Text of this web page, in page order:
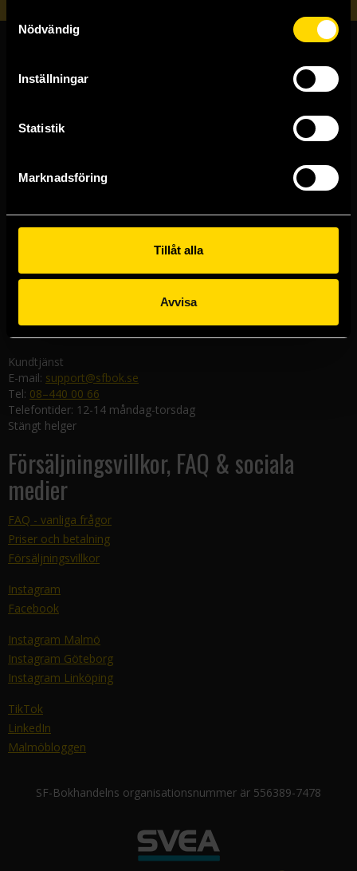
Nödvändig
Inställningar
Statistik
Marknadsföring
Tillåt alla
Avvisa
Butiker & kundtjänst
Västerlånggatan 48
Göteborgsbutiken
Kungsgatan 19
Malmöbutiken
582 19 Linköping
Kundtjänst
E-mail: support@sfbok.se
Tel: 08–440 00 66
Telefontider: 12-14 måndag-torsdag
Stängt helger
Försäljningsvillkor, FAQ & sociala
medier
FAQ - vanliga frågor
Priser och betalning
Försäljningsvillkor
Instagram
Facebook
Instagram Malmö
Instagram Göteborg
Instagram Linköping
TikTok
LinkedIn
Malmöbloggen
SF-Bokhandelns organisationsnummer är 556389-7478